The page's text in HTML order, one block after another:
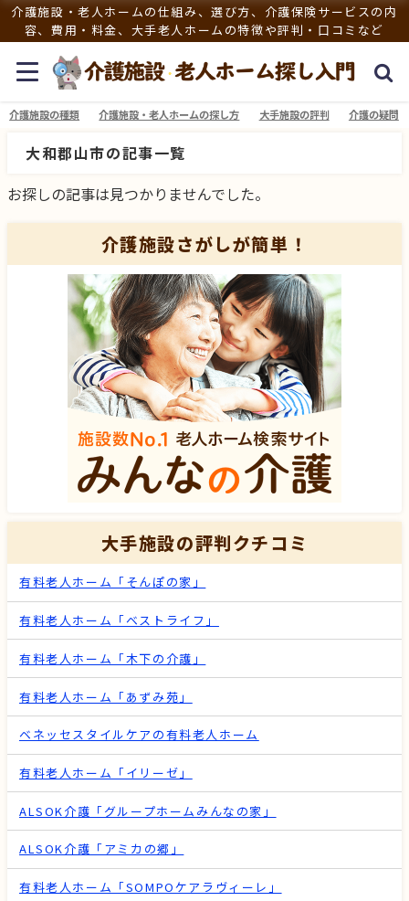
介護施設・老人ホームの仕組み、選び方、介護保険サービスの内
容、費用・料金、大手老人ホームの特徴や評判・口コミなど
介護施設の種類 介護施設・老人ホームの探し方 大手施設の評判 介護の疑問
大和郡山市の記事一覧
お探しの記事は見つかりませんでした。
介護施設さがしが簡単！
大手施設の評判クチコミ
有料老人ホーム「そんぽの家」
有料老人ホーム「ベストライフ」
有料老人ホーム「木下の介護」
有料老人ホーム「あずみ苑」
ベネッセスタイルケアの有料老人ホーム
有料老人ホーム「イリーゼ」
ALSOK介護「グループホームみんなの家」
ALSOK介護「アミカの郷」
有料老人ホーム「SOMPOケアラヴィーレ」